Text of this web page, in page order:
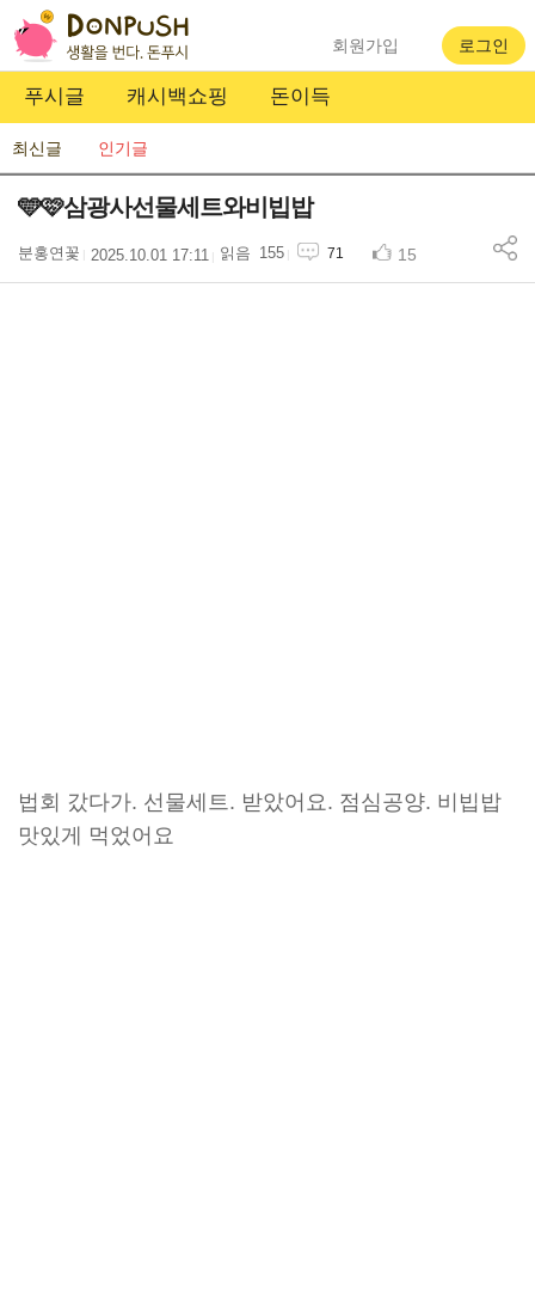
푸시글 캐시백쇼핑 돈이득
회원가입 로그인
최신글 인기글
🩵🩷삼광사선물세트와비빕밥
분홍연꽃 2025.10.01 17:11 155 71 15
법회 갔다가. 선물세트. 받았어요. 점심공양. 비빕밥
맛있게 먹었어요